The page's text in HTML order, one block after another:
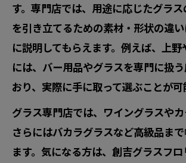
す。専門店では、用途に応じたグラス
を引き立てるための素材・形状の違
に説明してもらえます。例えば、上
には、バー用品やグラスを専門に扱
おり、実際に手に取って選ぶことが可
グラス専門店では、ワイングラスやカ
さらにはバカラグラスなど高級品ま
ます。気になる方は、創吉グラスフロ